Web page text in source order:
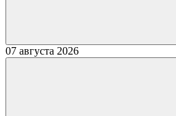
07 августа 2026